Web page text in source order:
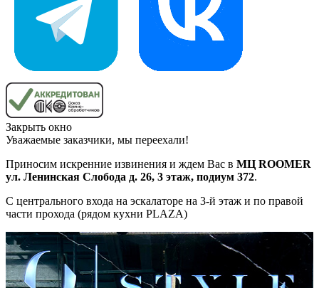
Закрыть окно
Уважаемые заказчики, мы переехали!
Приносим искренние извинения и ждем Вас в МЦ ROOMER
ул. Ленинская Слобода д. 26, 3 этаж, подиум 372.
С центрального входа на эскалаторе на 3-й этаж и по правой
части прохода (рядом кухни PLAZA)